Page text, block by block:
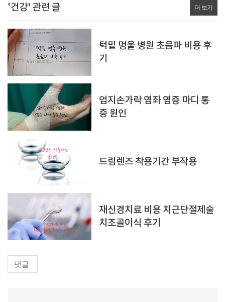
'건강' 관련 글 더 보기
턱밑 멍울 병원 초음파 비용 후
기
엄지손가락 염좌 염증 마디 통
증 원인
드림렌즈 착용기간 부작용
재신경치료 비용 치근단절제술
치조골이식 후기
댓글